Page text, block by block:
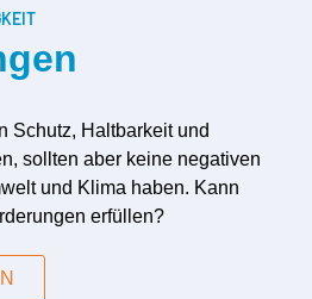
Schutz, Haltbarkeit und
sollten aber keine negativen
und Klima haben. Kann
erfüllen?